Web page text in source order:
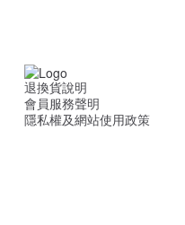
退換貨說明
會員服務聲明
隱私權及網站使用政策